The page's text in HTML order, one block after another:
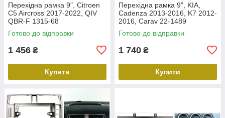
Перехідна рамка 9", Citroen
C5 Aircross 2017-2022, QIV
QBR-F 1315-68
Готово до відправки
1 456 ₴
Купити
Перехідна рамка 9", KIA,
Cadenza 2013-2016, K7 2012-
2016, Carav 22-1489
Готово до відправки
1 740 ₴
Купити